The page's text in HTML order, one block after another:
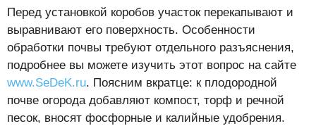
Перед установкой коробов участок перекапывают и
выравнивают его поверхность. Особенности
обработки почвы требуют отдельного разъяснения,
подробнее вы можете изучить этот вопрос на сайте
www.SeDeK.ru. Поясним вкратце: к плодородной
почве огорода добавляют компост, торф и речной
песок, вносят фосфорные и калийные удобрения.